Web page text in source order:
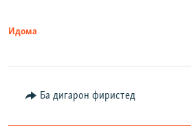
Идома
Ба дигарон фиристед